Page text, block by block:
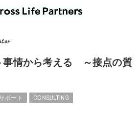
事情から考える ～接点の質
ポート CONSULTING